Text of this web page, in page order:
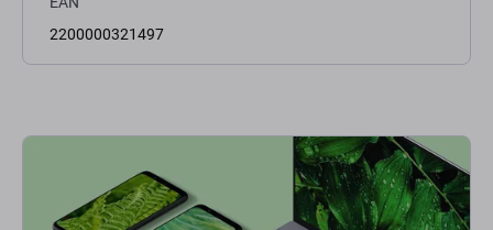
2200000321497